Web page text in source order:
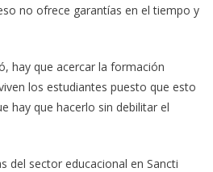
no ofrece garantías en el tiempo y
hay que acercar la formación
los estudiantes puesto que esto
hay que hacerlo sin debilitar el
del sector educacional en Sancti